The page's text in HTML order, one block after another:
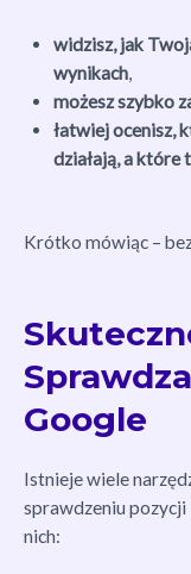
widzisz, jak
wynikach
możesz szybko
łatwiej ocenisz,
działają, a które
Krótko mówiąc –
Google
Istnieje wiele
sprawdzeniu
nich: